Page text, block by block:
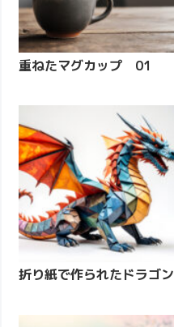
重ねたマグカップ 01
折り紙で作られたドラゴン